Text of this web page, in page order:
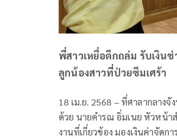
พี่สาวเหยื่อตึกถล่ม รับเงิน
ลูกน้องสาวที่ป่วยซึมเศร้า
18 เม.ย. 2568 – ที่ศาลากลา
ด้วย นายคำรณ อิ่มเนย หัวหน้า
งานที่เกี่ยวข้อง มองเงินค่าจัด